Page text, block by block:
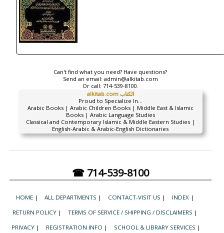
Can't find what you need? Have questions?
Send an email: admin@alkitab.com
Or call: 714-539-8100.
alkitab.com الكتاب
Proud to Specialize In...
Arabic Books | Arabic Children Books | Middle East & Islamic
Books | Arabic Language Studies
Classical and Contemporary Islamic & Middle Eastern Studies |
English-Arabic & Arabic-English Dictionaries
☎ 714-539-8100
HOME | ALL DEPARTMENTS | CONTACT-VISIT US | INDEX |
RETURN POLICY | TERMS OF SERVICE / SHIPPING / DISCLAIMERS |
PRIVACY | REGISTRATION INFO | SCHOOL & LIBRARY SERVICES |